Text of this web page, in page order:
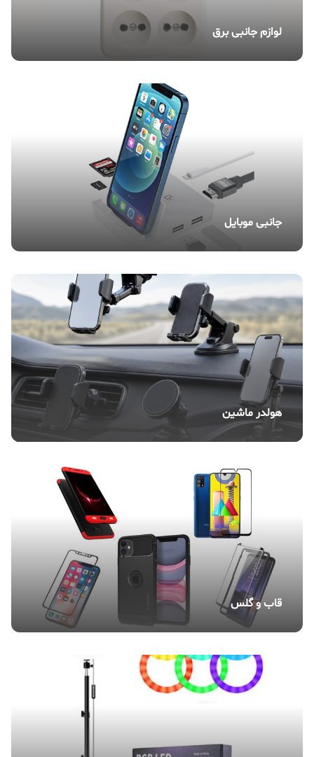
لوازم جانبی برق
جانبی موبایل
هولدر ماشین
قاب و گلس